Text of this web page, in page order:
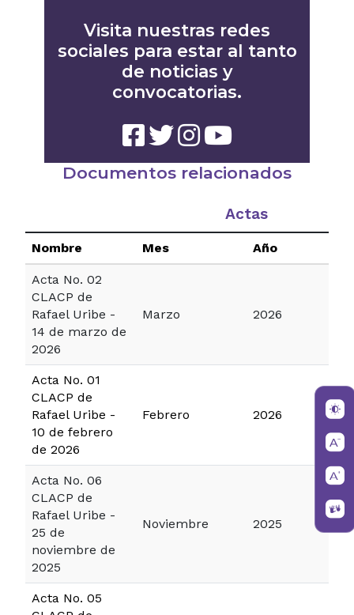
Visita nuestras redes
sociales para estar al tanto
de noticias y
convocatorias.
Documentos relacionados
Actas
Nombre Mes Año
Acta No. 02
CLACP de
Rafael Uribe -
14 de marzo de
2026
Marzo 2026
Acta No. 01
CLACP de
Rafael Uribe -
10 de febrero
de 2026
Febrero 2026
Acta No. 06
CLACP de
Rafael Uribe -
25 de
noviembre de
2025
Noviembre 2025
Acta No. 05